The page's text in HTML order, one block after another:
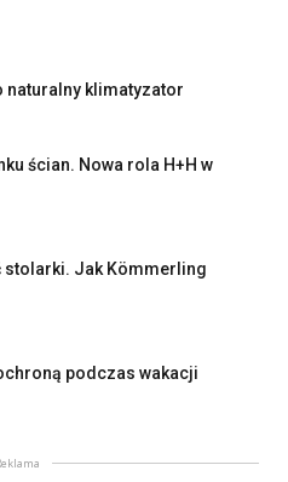
naturalny klimatyzator
ścian. Nowa rola H+H w
stolarki. Jak Kömmerling
podczas wakacji